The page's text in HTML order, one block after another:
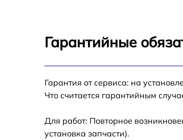
Гарантийные
Гарантия от сервиса: на
Что считается гарантийным
Для работ: Повторное
установка запчасти).